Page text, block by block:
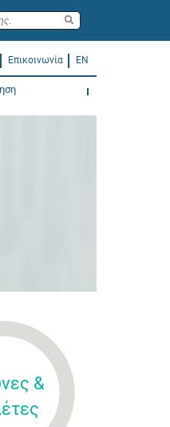
Επικοινωνία EN
&